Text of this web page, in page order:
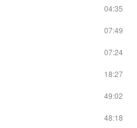
04:35
07:49
07:24
18:27
49:02
48:18